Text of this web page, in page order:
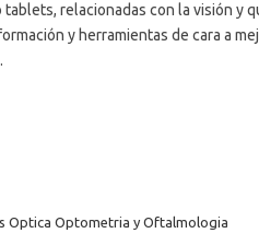
tablets, relacionadas con la visión y
y herramientas de cara a
Optica Optometria y Oftalmologia